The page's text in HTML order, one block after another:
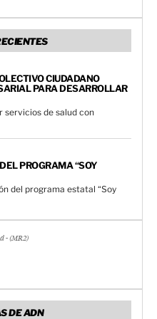
CIUDADANO
PARA DESARROLLAR
servicios de salud con
PROGRAMA “SOY
del programa estatal “Soy
- (MR2)
DE ADN